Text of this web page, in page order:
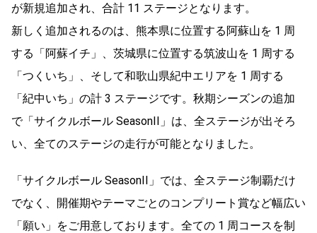
が新規追加され、合計 11 ステージとなります。
新しく追加されるのは、熊本県に位置する阿蘇山を 1 周
する「阿蘇イチ」、茨城県に位置する筑波山を 1 周する
「つくいち」、そして和歌山県紀中エリアを 1 周する
「紀中いち」の計 3 ステージです。秋期シーズンの追加
で「サイクルボール SeasonII」は、全ステージが出そろ
い、全てのステージの走行が可能となりました。
「サイクルボール SeasonII」では、全ステージ制覇だけ
でなく、開催期やテーマごとのコンプリート賞など幅広い
「願い」をご用意しております。全ての 1 周コースを制